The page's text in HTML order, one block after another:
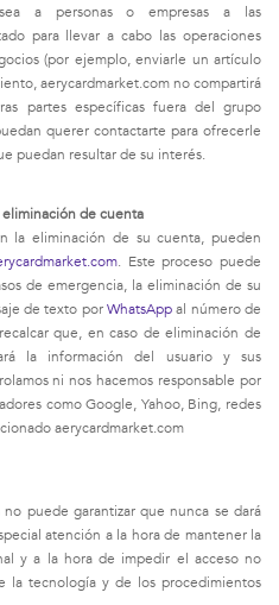
a personas o empresas a las
para llevar a cabo las operaciones
(por ejemplo, enviarle un artículo
aerycardmarket.comno compartirá
partes específicas fuera del grupo
querer contactarte para ofrecerle
puedan resultar de su interés.
de cuenta
la eliminación de su cuenta, pueden
. Este proceso puede
de emergencia, la eliminación de su
de texto porWhatsAppal número de
que, en caso de eliminación de
la información del usuario y sus
ni nos hacemos responsable por
como Google, Yahoo, Bing, redes
aerycardmarket.com
puede garantizar que nunca se dará
atención a la hora de mantener la
y a la hora de impedir el acceso no
la tecnología y de los procedimientos